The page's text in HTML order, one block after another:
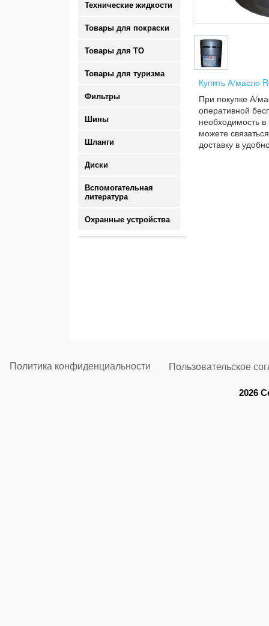
Технические жидкости
Товары для покраски
Товары для ТО
Товары для туризма
Фильтры
Шины
Шланги
Диски
Вспомогательная
литература
Охранные устройства
Купить А/масло
При покупке А/
оперативной
необходимость
можете
доставку в
Политика конфиденциальности Пользовательское
2026